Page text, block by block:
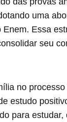
uma
Essa
seu
no
estudo
para